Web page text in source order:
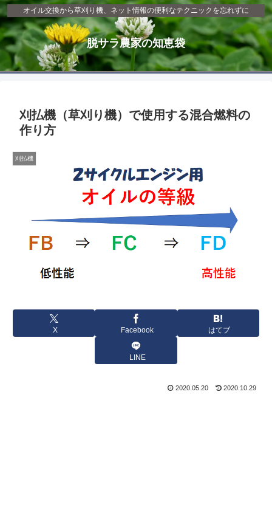
オイル交換から草刈り機、ネット情報の便利なテクニックを忘れずに
脱サラ農家の知恵袋
刈払機（草刈り機）で使用する混合燃料の
作り方
刈払機
X Facebook はてブ
LINE
2020.05.20 2020.10.29